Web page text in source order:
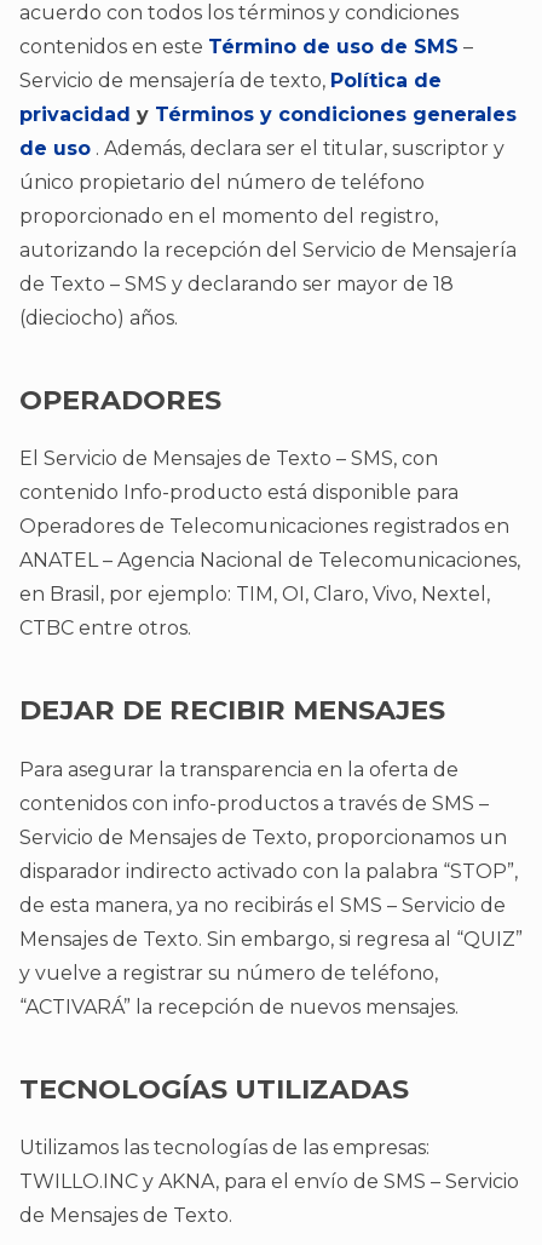
acuerdo con todos los términos y condiciones
contenidos en este Término de uso de SMS –
Servicio de mensajería de texto, Política de
privacidad y Términos y condiciones generales
de uso . Además, declara ser el titular, suscriptor y
único propietario del número de teléfono
proporcionado en el momento del registro,
autorizando la recepción del Servicio de Mensajería
de Texto – SMS y declarando ser mayor de 18
(dieciocho) años.
OPERADORES
El Servicio de Mensajes de Texto – SMS, con
contenido Info-producto está disponible para
Operadores de Telecomunicaciones registrados en
ANATEL – Agencia Nacional de Telecomunicaciones,
en Brasil, por ejemplo: TIM, OI, Claro, Vivo, Nextel,
CTBC entre otros.
DEJAR DE RECIBIR MENSAJES
Para asegurar la transparencia en la oferta de
contenidos con info-productos a través de SMS –
Servicio de Mensajes de Texto, proporcionamos un
disparador indirecto activado con la palabra “STOP”,
de esta manera, ya no recibirás el SMS – Servicio de
Mensajes de Texto. Sin embargo, si regresa al “QUIZ”
y vuelve a registrar su número de teléfono,
“ACTIVARÁ” la recepción de nuevos mensajes.
TECNOLOGÍAS UTILIZADAS
Utilizamos las tecnologías de las empresas:
TWILLO.INC y AKNA, para el envío de SMS – Servicio
de Mensajes de Texto.